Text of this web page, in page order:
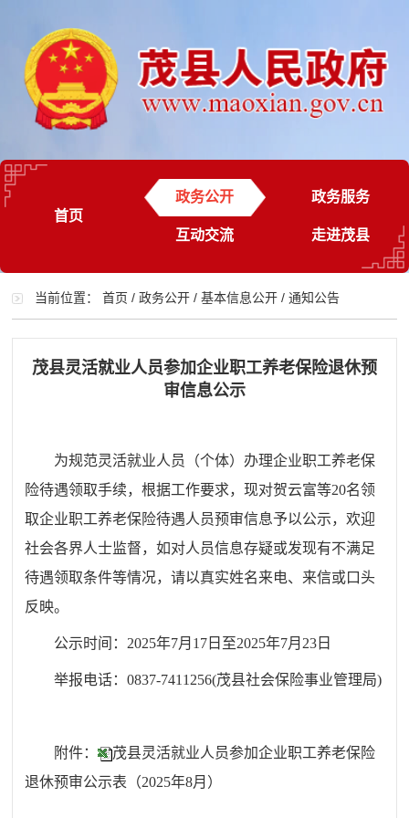
首页
政务公开 政务服务
互动交流 走进茂县
当前位置：首页 /政务公开 /基本信息公开 /通知公告
茂县灵活就业人员参加企业职工养老保险退休预
审信息公示
为规范灵活就业人员（个体）办理企业职工养老保
险待遇领取手续，根据工作要求，现对贺云富等20名领
取企业职工养老保险待遇人员预审信息予以公示，欢迎
社会各界人士监督，如对人员信息存疑或发现有不满足
待遇领取条件等情况，请以真实姓名来电、来信或口头
反映。
公示时间：2025年7月 17 日至2025年7月 23 日
举报电话：0837-7411256(茂县社会保险事业管理局)
附件：
茂县灵活就业人员参加企业职工养老保险
退休预审公示表（2025年8月）